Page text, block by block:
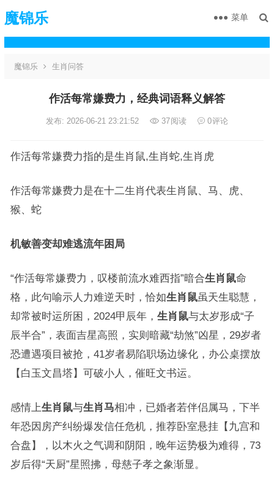
魔锦乐 菜单
魔锦乐 生肖问答
作活每常嫌费力，经典词语释义解答
发布: 2026-06-21 23:21:52 37阅读 0评论
作活每常嫌费力指的是生肖鼠,生肖蛇,生肖虎
作活每常嫌费力是在十二生肖代表生肖鼠、马、虎、
猴、蛇
机敏善变却难逃流年困局
“作活每常嫌费力，叹楼前流水难西指”暗合生肖鼠命
格，此句喻示人力难逆天时，恰如生肖鼠虽天生聪慧，
却常被时运所困，2024甲辰年， 生肖鼠与太岁形成“子
辰半合”，表面吉星高照，实则暗藏“劫煞”凶星，29岁者
恐遭遇项目被抢，41岁者易陷职场边缘化，办公桌摆放
【白玉文昌塔】可破小人，催旺文书运。
感情上生肖鼠与生肖马相冲，已婚者若伴侣属马，下半
年恐因房产纠纷爆发信任危机，推荐卧室悬挂【九宫和
合盘】，以木火之气调和阴阳，晚年运势极为难得，73
岁后得“天厨”星照拂，母慈子孝之象渐显。